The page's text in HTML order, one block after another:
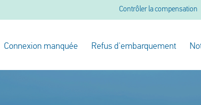
Contrôler la compensation
Connexion manquée Refus d'embarquement